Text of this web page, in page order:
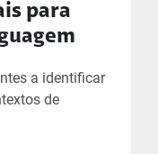
para
a identificar
de